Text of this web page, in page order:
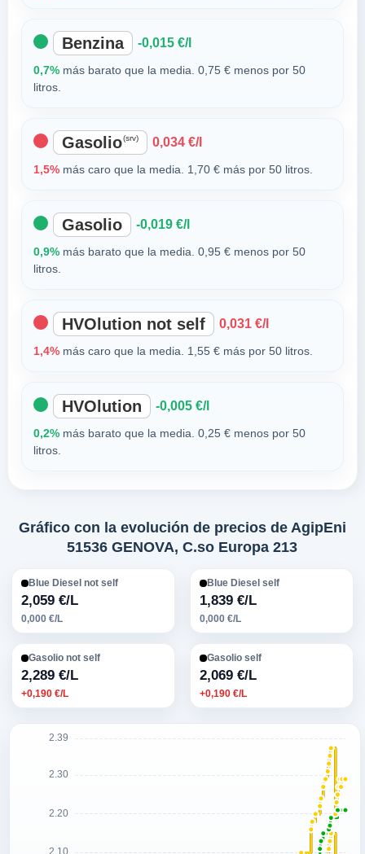
Benzina -0,015 €/l
0,7%más barato que la media. 0,75 € menos por 50
litros.
Gasolio(srv) 0,034 €/l
1,5%más caro que la media. 1,70 € más por 50 litros.
Gasolio -0,019 €/l
0,9%más barato que la media. 0,95 € menos por 50
litros.
HVOlution not self 0,031 €/l
1,4%más caro que la media. 1,55 € más por 50 litros.
HVOlution -0,005 €/l
0,2%más barato que la media. 0,25 € menos por 50
litros.
Gráfico con la evolución de precios de AgipEni
51536 GENOVA, C.so Europa 213
Blue Diesel not self
2,059 €/L
0,000 €/L
Blue Diesel self
1,839 €/L
0,000 €/L
Gasolio not self
2,289 €/L
+0,190 €/L
Gasolio self
2,069 €/L
+0,190 €/L